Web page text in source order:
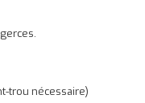
trou nécessaire)